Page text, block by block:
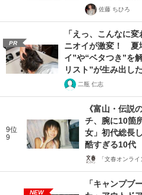
佐藤 ちひろ
PR
「えっ、こんなに
ニオイが激変！ 夏
イ”や“ベタつき”を
リスト”が生み出し
二瓶 仁志
9位
9
《富山・伝説
チ、腕に10箇
女」初代総長
酷すぎる10代
「文春オンラ
NEW
「キャンプブ